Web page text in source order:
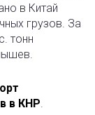
в Китай
грузов. За
тонн
в КНР